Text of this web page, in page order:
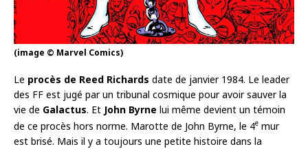
(image © Marvel Comics)
Le procès de Reed Richards date de janvier 1984. Le leader
des FF est jugé par un tribunal cosmique pour avoir sauver la
vie de Galactus. Et John Byrne lui même devient un témoin
de ce procès hors norme. Marotte de John Byrne, le 4e mur
est brisé. Mais il y a toujours une petite histoire dans la